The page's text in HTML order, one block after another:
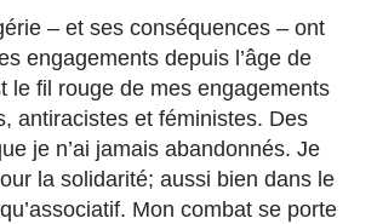
– et ses conséquences – ont
engagements depuis l’âge de
le fil rouge de mes engagements
antiracistes et féministes. Des
je n’ai jamais abandonnés. Je
la solidarité; aussi bien dans le
Mon combat se porte